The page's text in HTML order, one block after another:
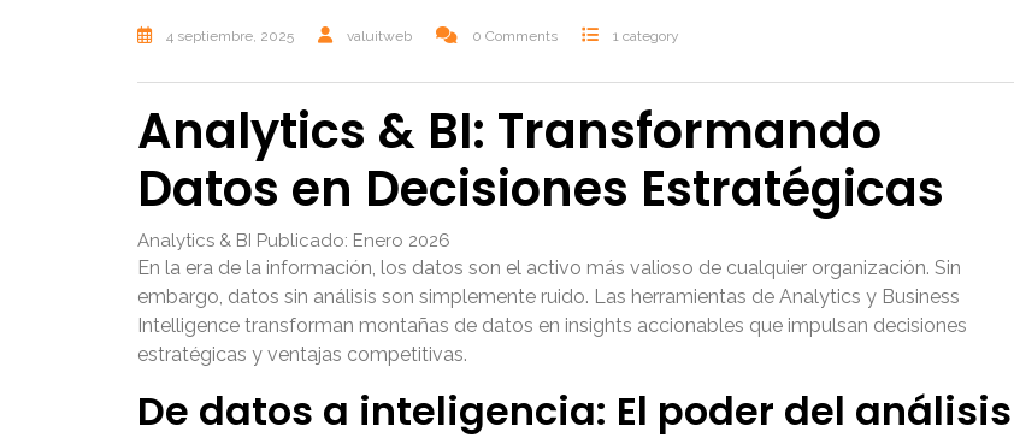
4 septiembre, 2025 valuitweb 0 Comments 1 category
Analytics & BI: Transformando
Datos en Decisiones Estratégicas
Analytics & BI Publicado: Enero 2026
En la era de la información, los datos son el activo más valioso de cualquier organización. Sin
embargo, datos sin análisis son simplemente ruido. Las herramientas de Analytics y Business
Intelligence transforman montañas de datos en insights accionables que impulsan decisiones
estratégicas y ventajas competitivas.
De datos a inteligencia: El poder del análisis